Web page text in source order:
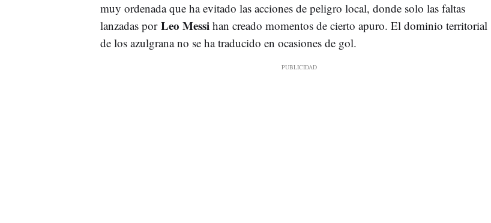
muy ordenada que ha evitado las acciones de peligro local, donde solo las faltas
lanzadas porLeo Messihan creado momentos de cierto apuro. El dominio territorial
de los azulgrana no se ha traducido en ocasiones de gol.